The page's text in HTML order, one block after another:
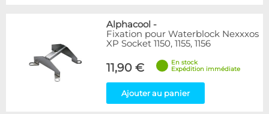
Alphacool -
Fixation pour Waterblock Nexxxos
XP Socket 1150, 1155, 1156
11,90 €
En stock
Expédition immédiate
Ajouter au panier